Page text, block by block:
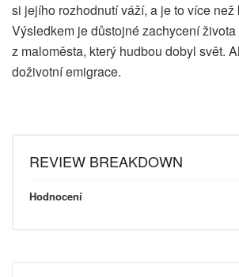
si jejího rozhodnutí váží, a je to více než
Výsledkem je důstojné zachycení
z maloměsta, který hudbou dobyl svět.
doživotní emigrace.
REVIEW BREAKDOWN
Hodnocení